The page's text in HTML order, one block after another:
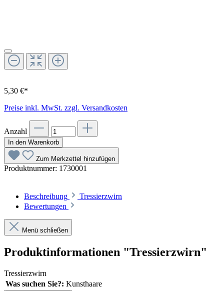
5,30 €*
Preise inkl. MwSt. zzgl. Versandkosten
Anzahl
In den Warenkorb
Zum Merkzettel hinzufügen
Produktnummer: 1730001
Beschreibung
Tressierzwirn
Bewertungen
Menü schließen
Produktinformationen "Tressierzwirn"
Tressierzwirn
Was suchen Sie?: Kunsthaare